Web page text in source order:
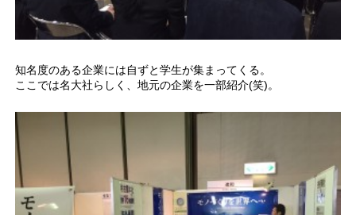
知名度のある企業には自ずと学生が集まってくる。
ここでは名大社らしく、地元の企業を一部紹介(笑)。